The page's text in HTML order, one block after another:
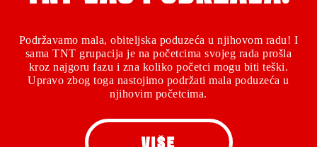
Podržavamo mala, obiteljska poduzeća u njihovom radu! I
sama TNT grupacija je na početcima svojeg rada prošla
kroz najgoru fazu i zna koliko početci mogu biti teški.
Upravo zbog toga nastojimo podržati mala poduzeća u
njihovim početcima.
VIŠE